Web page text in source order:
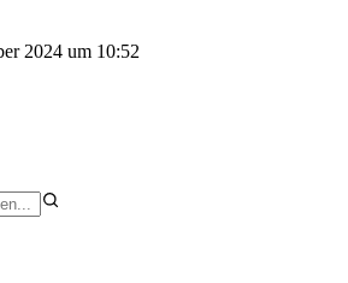
2024 um 10:52